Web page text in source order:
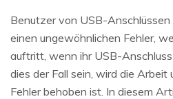
Weitere Produkte
Benutzer von USB-
einen ungewöhnlichen Fehler,
auftritt, wenn ihr USB-
dies der Fall sein, wird die Arbeit
Fehler behoben ist. In diesem